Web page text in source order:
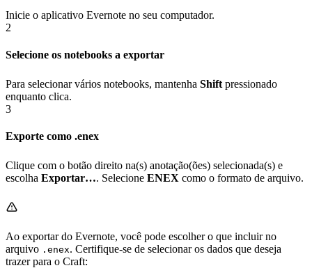
Inicie o aplicativo Evernote no seu computador.
2
Selecione os notebooks a exportar
Para selecionar vários notebooks, mantenha Shift pressionado
enquanto clica.
3
Exporte como .enex
Clique com o botão direito na(s) anotação(ões) selecionada(s) e
escolha Exportar…. Selecione ENEX como o formato de arquivo.
Ao exportar do Evernote, você pode escolher o que incluir no
arquivo .enex. Certifique-se de selecionar os dados que deseja
trazer para o Craft: